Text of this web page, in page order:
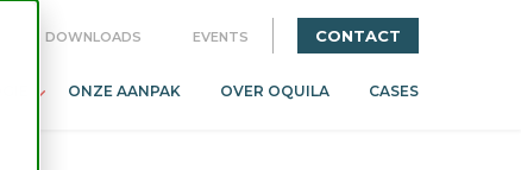
DOWNLOADS EVENTS CONTACT
ONZE AANPAK OVER OQUILA CASES